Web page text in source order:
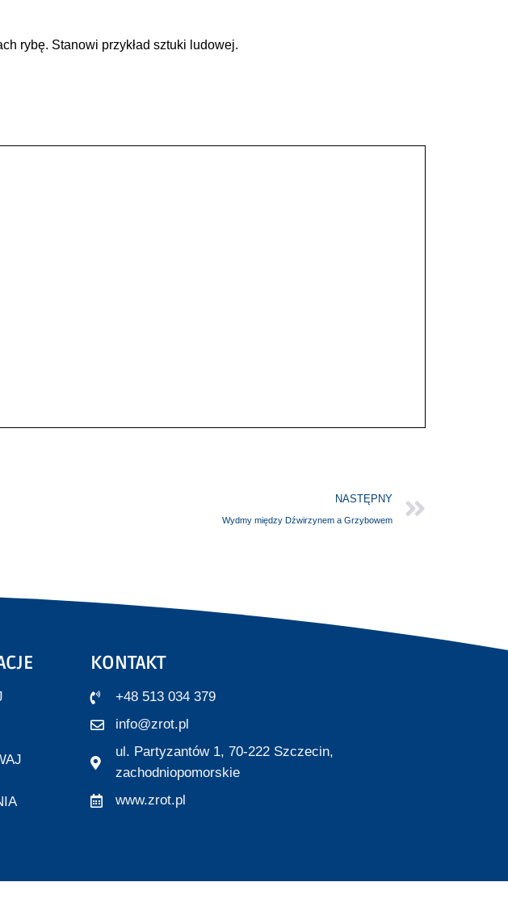
rybę. Stanowi przykład sztuki ludowej.
NASTĘPNY
Wydmy między Dźwirzynem a Grzybowem
KONTAKT
+48 513 034 379
info@zrot.pl
ul. Partyzantów 1, 70-222 Szczecin,
zachodniopomorskie
www.zrot.pl